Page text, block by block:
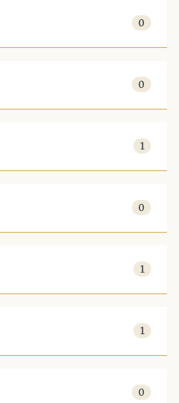
0
0
1
0
1
1
0